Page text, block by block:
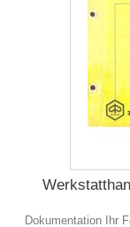
Dokumentation Ihr